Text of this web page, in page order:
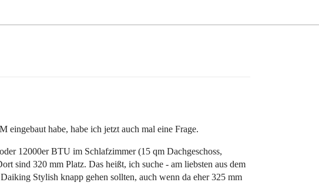
habe, habe ich jetzt auch mal eine Frage.
12000er BTU im Schlafzimmer (15 qm Dachgeschoss,
sind 320 mm Platz. Das heißt, ich suche - am liebsten aus dem
Stylish knapp gehen sollten, auch wenn da eher 325 mm